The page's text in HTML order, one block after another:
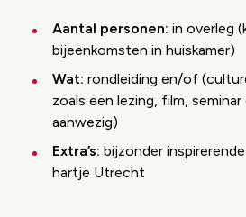
Aantal personen: in overleg
bijeenkomsten in huiskamer)
Wat: rondleiding en/of
zoals een lezing, film,
aanwezig)
Extra’s: bijzonder
hartje Utrecht